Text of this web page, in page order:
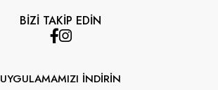
BİZİ TAKİP EDİN
UYGULAMAMIZI İNDİRİN